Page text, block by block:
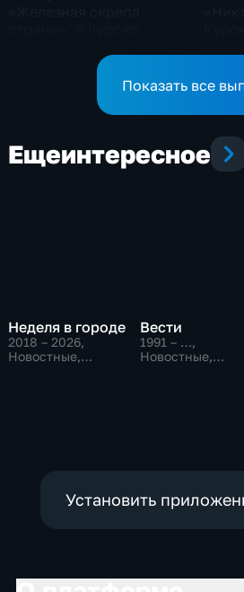
железнодорожников
Показать все
Ещеинтересное
Неделя в городе
2018 – 2026,
Новостные,
Вести
1991 – …,
Новостные,
Установить